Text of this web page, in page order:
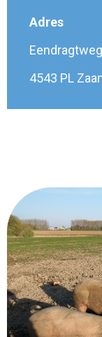
Adres
4543 PL